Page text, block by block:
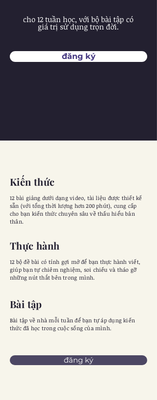
cho 12 tuần học, với bộ bài tập có
giá trị sử dụng trọn đời.
đăng ký
Kiến thức
12 bài giảng dưới dạng video, tài liệu được thiết kế
sẵn (với tổng thời lượng hơn 200 phút), cung cấp
cho bạn kiến thức chuyên sâu về thấu hiểu bản
thân.
Thực hành
12 bộ đề bài có tính gợi mở để bạn thực hành viết,
giúp bạn tự chiêm nghiệm, soi chiếu và tháo gỡ
những nút thắt bên trong mình.
Bài tập
Bài tập về nhà mỗi tuần để bạn tự áp dụng kiến
thức đã học trong cuộc sống của mình.
đăng ký